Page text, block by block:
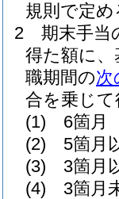
規則で定
2
期末手当
得た額に
職期間の次
合を乗じ
(1)
6箇月
(2)
5箇月
(3)
3箇月
(4)
3箇月